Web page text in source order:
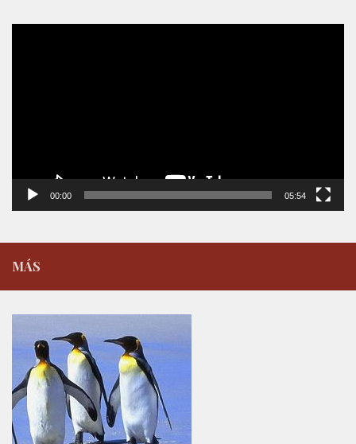
00:00 05:54
MÁS